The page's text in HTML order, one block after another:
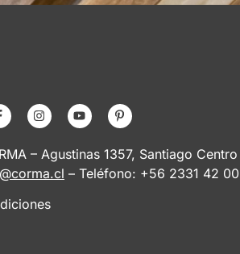
– Agustinas 1357, Santiago Centro
– Teléfono: +56 2331 42 00